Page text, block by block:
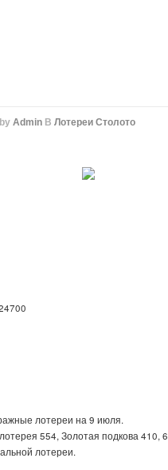
AdminВ Лотереи Столото
лотереи на 9 июля.
554, Золотая подкова 410,
лотереи.